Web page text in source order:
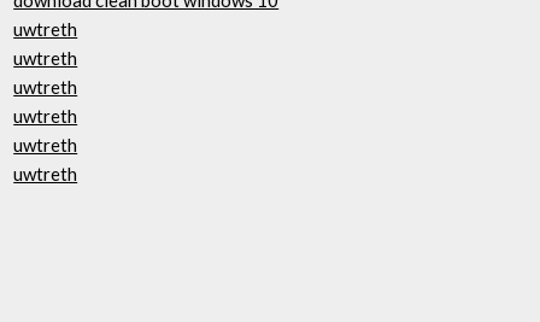
uwtreth
uwtreth
uwtreth
uwtreth
uwtreth
uwtreth